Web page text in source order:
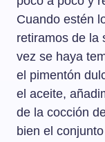
Cuando estén
retiramos de la
vez se haya
el pimentón
el aceite,
de la cocción
bien el